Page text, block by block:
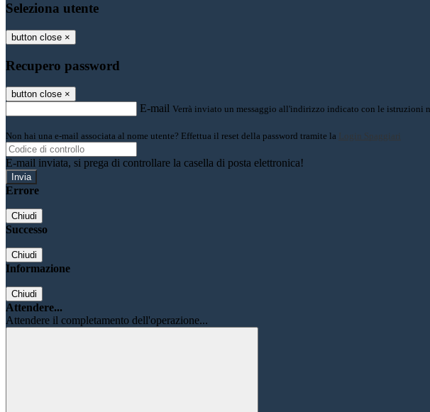
Seleziona utente
button close ×
Recupero password
button close ×
E-mail Verrà inviato un messaggio all'indirizzo indicato con le istruzioni
Non hai una e-mail associata al nome utente? Effettua il reset della password tramite la Login Spaggiari
E-mail inviata, si prega di controllare la casella di posta elettronica!
Errore
Chiudi
Successo
Chiudi
Informazione
Chiudi
Attendere...
Attendere il completamento dell'operazione...